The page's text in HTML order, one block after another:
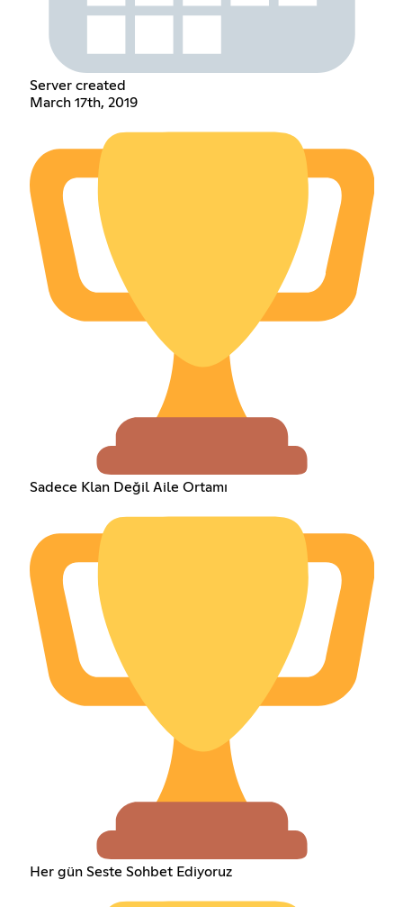
Server created
March 17th, 2019
Sadece Klan Değil Aile Ortamı
Her gün Seste Sohbet Ediyoruz